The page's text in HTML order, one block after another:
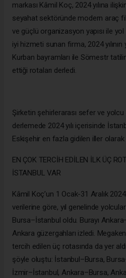
markası Kâmil Koç, 2024 yılına
seyahat sektöründe modern araç
ve güçlü organizasyon yapısı ile
iyi hizmeti sunan firma, 2024 yılının
Kurban bayramları ile Sömestr
ettiği rotaları derledi.
Şirketin şehirlerarası sefer ve yolcu
derlemede 2024 yılı içerisinde
Eskişehir en fazla gidilen iller olarak
EN ÇOK TERCİH EDİLEN İLK ÜÇ
İSTANBUL VAR
Kâmil Koç’un 1 Ocak-31 Aralık
verilerine göre, yıl genelinde
Bursa–İstanbul oldu. Burayı
Ankara güzergahları izledi.
tercih edilen üç rotasında da yer
şöyle oluştu: İstanbul–Bursa,
İzmir–İstanbul, Ankara–Bursa,